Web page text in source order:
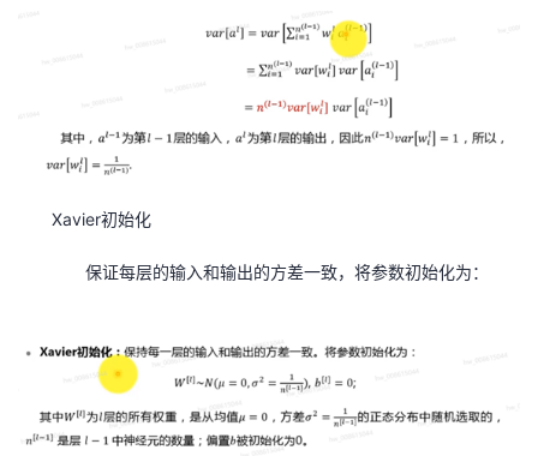
验
收
议
Xavier初始化
保证每层的输入和输出的方差一致，将参数初始化为：